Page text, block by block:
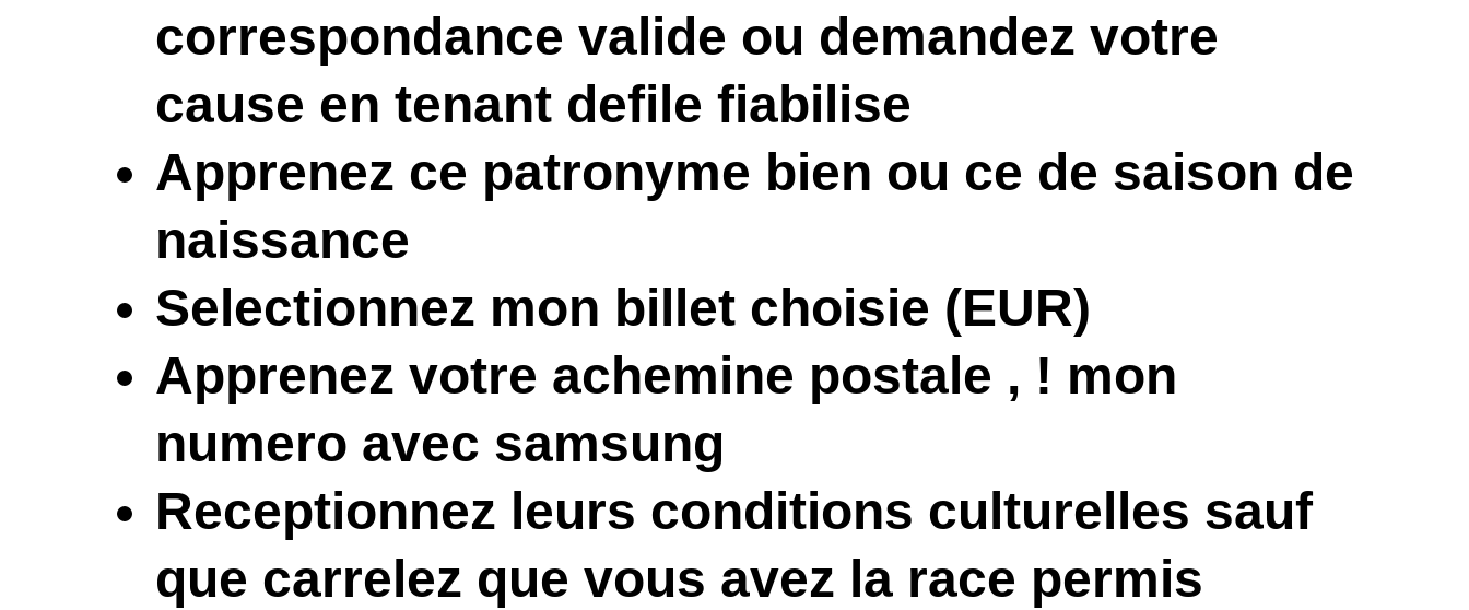
correspondance valide ou demandez votre
cause en tenant defile fiabilise
Apprenez ce patronyme bien ou ce de saison de
naissance
Selectionnez mon billet choisie (EUR)
Apprenez votre achemine postale , ! mon
numero avec samsung
Receptionnez leurs conditions culturelles sauf
que carrelez que vous avez la race permis